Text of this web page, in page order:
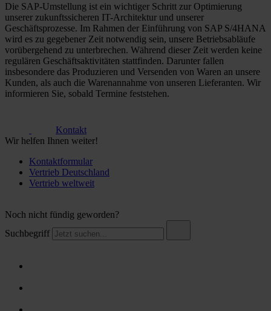
Die SAP-Umstellung ist ein wichtiger Schritt zur Optimierung
unserer zukunftssicheren IT-Architektur und unserer
Geschäftsprozesse. Im Rahmen der Einführung von SAP S/4HANA
wird es zu gegebener Zeit notwendig sein, unsere Betriebsabläufe
vorübergehend zu unterbrechen. Während dieser Zeit werden keine
regulären Geschäftsaktivitäten stattfinden. Darunter fallen
insbesondere das Produzieren und Versenden von Waren an unsere
Kunden, als auch die Warenannahme von unseren Lieferanten. Wir
informieren Sie, sobald Termine feststehen.
Kontakt
Wir helfen Ihnen weiter!
Kontaktformular
Vertrieb Deutschland
Vertrieb weltweit
Noch nicht fündig geworden?
Suchbegriff